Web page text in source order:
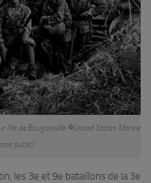
l’île de Bougainville ©United States Marine
public)
les 3e et 9e bataillons de la 3e